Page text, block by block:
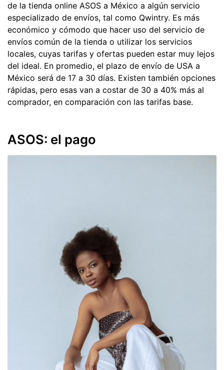
de la tienda online ASOS a México a algún servicio
especializado de envíos, tal como Qwintry. Es más
económico y cómodo que hacer uso del servicio de
envíos común de la tienda o utilizar los servicios
locales, cuyas tarifas y ofertas pueden estar muy lejos
del ideal. En promedio, el plazo de envío de USA a
México será de 17 a 30 días. Existen también opciones
rápidas, pero esas van a costar de 30 a 40% más al
comprador, en comparación con las tarifas base.
ASOS: el pago